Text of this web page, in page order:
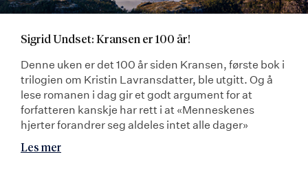
Sigrid Undset: Kransen er 100 år!
Denne uken er det 100 år siden Kransen, første bok i
trilogien om Kristin Lavransdatter, ble utgitt. Og å
lese romanen i dag gir et godt argument for at
forfatteren kanskje har rett i at «Menneskenes
hjerter forandrer seg aldeles intet alle dager»
Les mer